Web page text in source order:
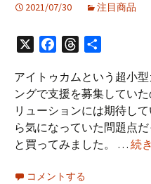
2021/07/30 注目商品
FacebookThreads
アイトゥカムという超小
ングで支援を募集してい
リューションには期待し
ら気になっていた問題点
と買ってみました。 … 続
コメントする